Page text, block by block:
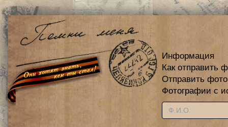
Информация
Как отправить
Отправить
Фотографии с